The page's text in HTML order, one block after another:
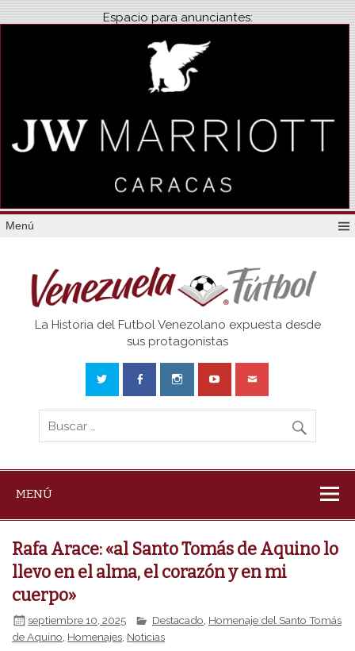
Espacio para anunciantes:
Menú
Venezuela
La Historia del Futbol Venezolano expuesta desde
sus protagonistas
MENÚ
Rafa Arace: «al Santo Tomás de Aquino lo
llevo en el alma, el corazón y en mi
cuerpo»
septiembre 10, 2025 Destacado Homenaje del Santo Tomás
de Aquino, Homenajes, Noticias